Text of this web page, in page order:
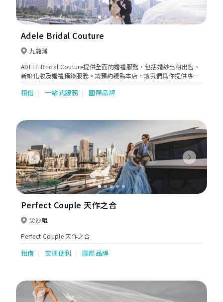
Adele Bridal Couture
九龍灣
ADELE Bridal Couture提供全面的婚禮服務，包括婚紗出租出售、
新娘化妝及婚禮攝錄服務。請預約親臨本店，讓我們爲你提供專業
的建議。
租借 一站式服務 國際品牌
Previous Next
Perfect Couple 天作之合
尖沙咀
Perfect Couple 天作之合
租借 交通便利 國際品牌